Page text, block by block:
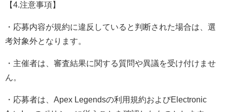
【4.注意事項】
・応募内容が規約に違反していると判断された場合は、選
考対象外となります。
・主催者は、審査結果に関する質問や異議を受け付けませ
ん。
・応募者は、Apex Legendsの利用規約およびElectronic